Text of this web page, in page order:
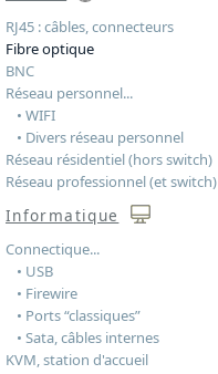
RJ45 : câbles, connecteurs
Fibre optique
BNC
Réseau personnel...
• WIFI
• Divers réseau personnel
Réseau résidentiel (hors switch)
Réseau professionnel (et switch)
Informatique
Connectique...
• USB
• Firewire
• Ports “classiques”
• Sata, câbles internes
KVM, station d'accueil